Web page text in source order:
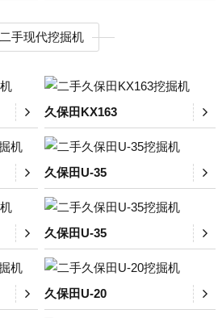
二手现代挖掘机
久保田KX163
久保田U-35
久保田U-35
久保田U-20